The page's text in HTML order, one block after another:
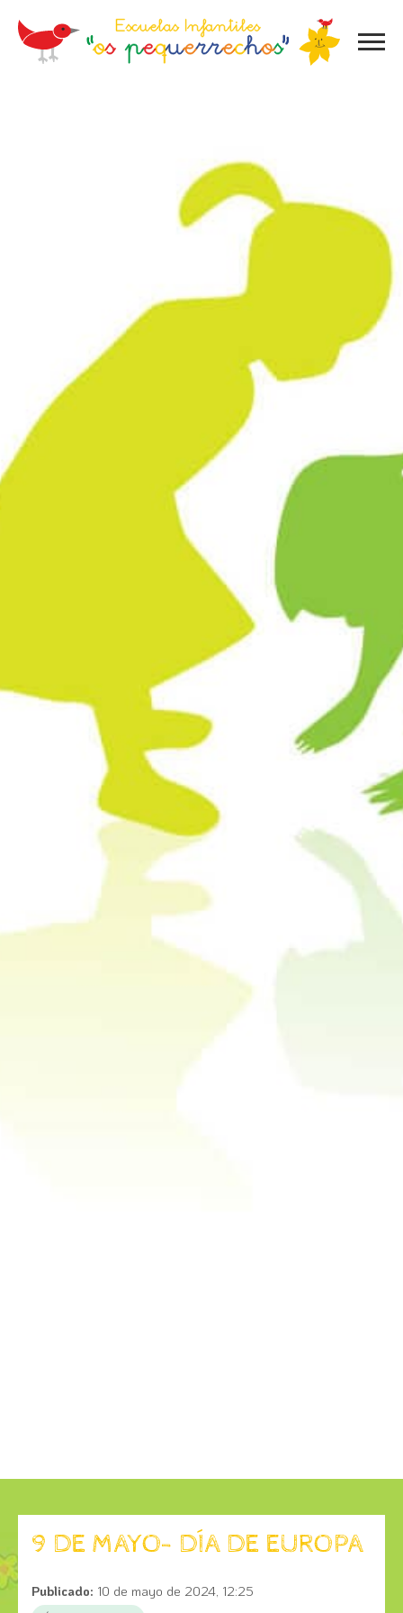
9 DE MAYO- DÍA DE EUROPA
Publicado: 10 de mayo de 2024, 12:25